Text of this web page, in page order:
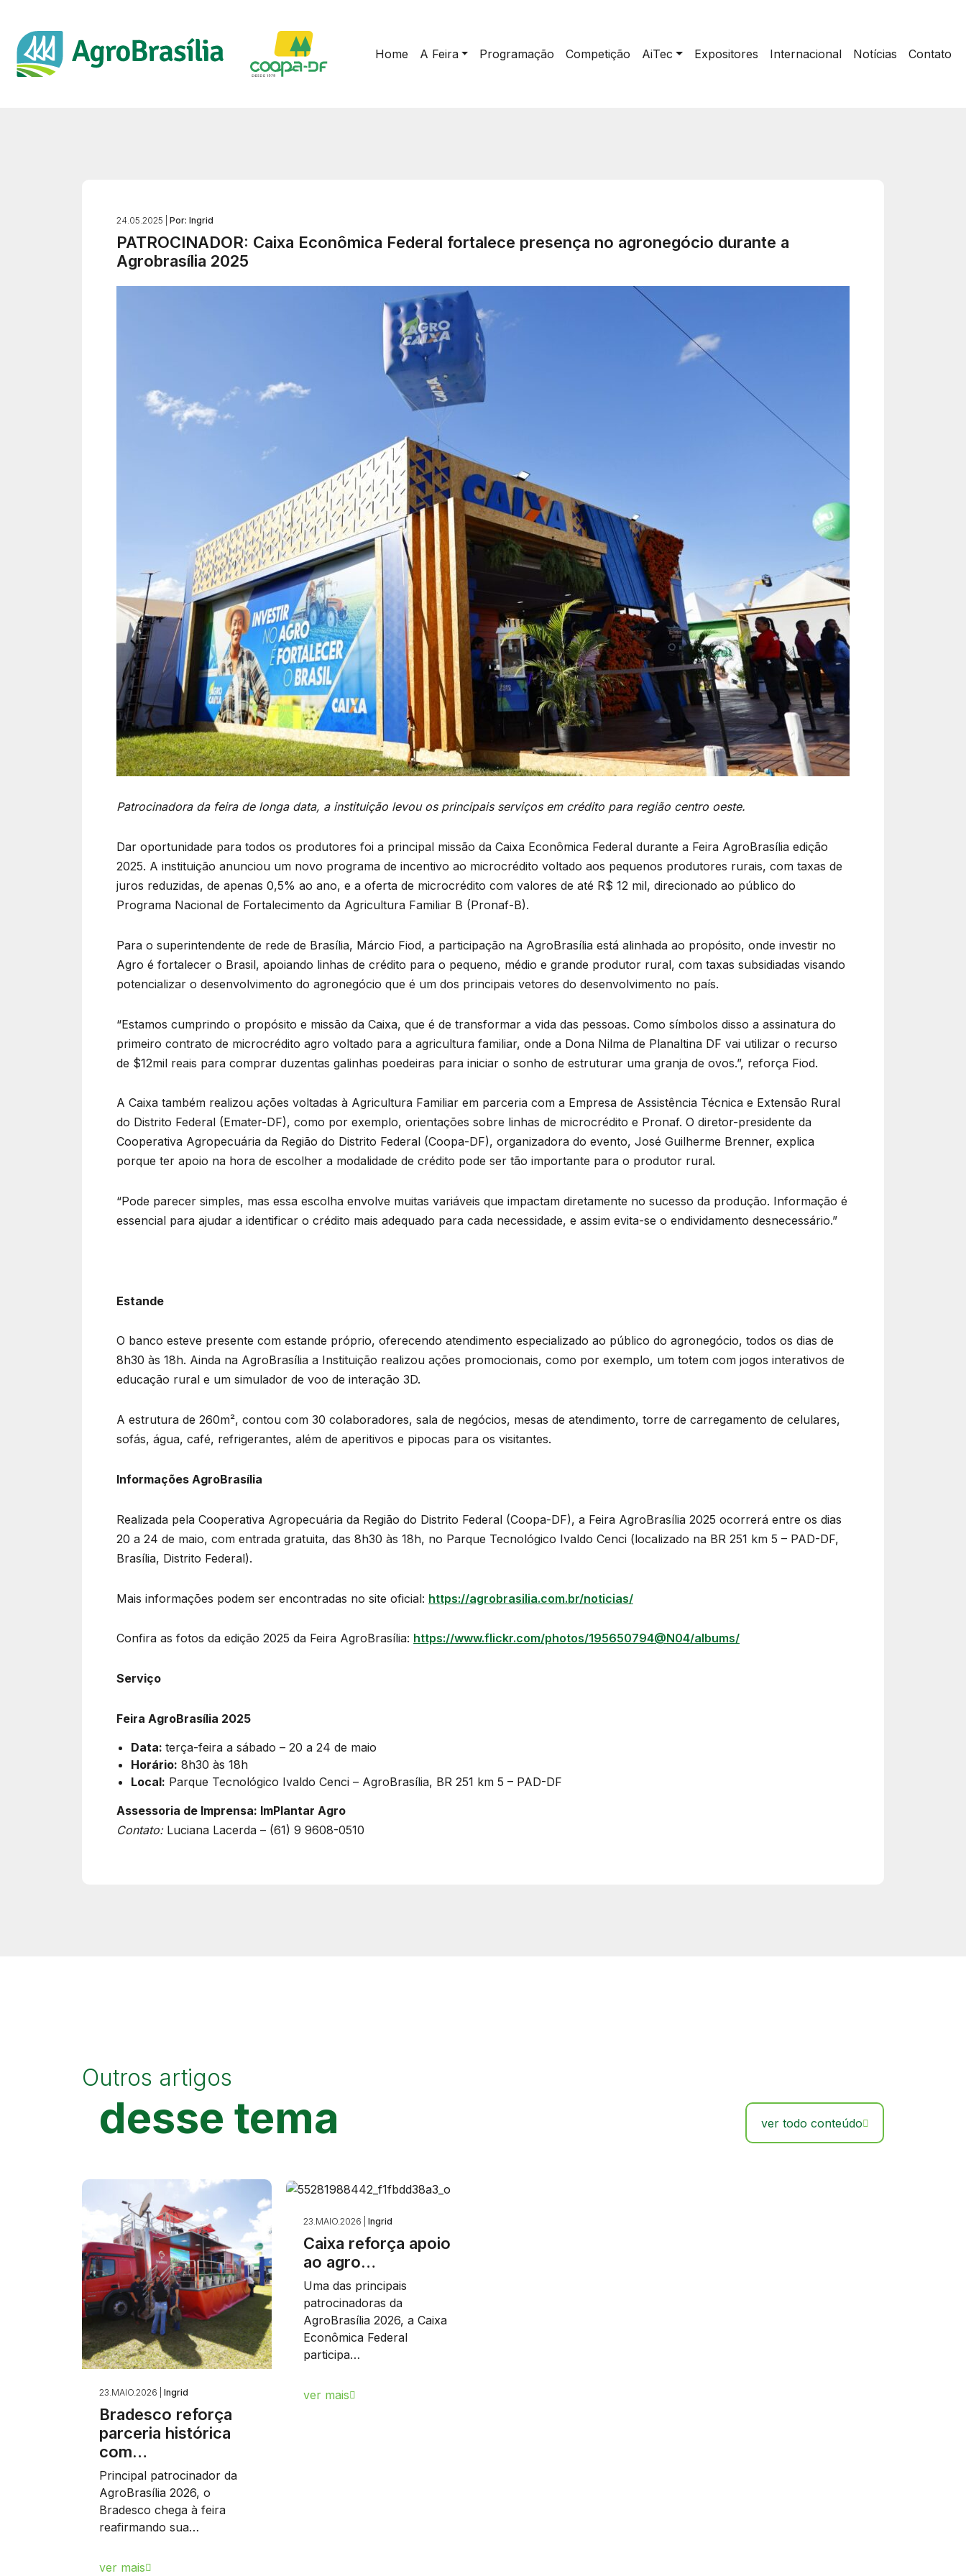
Home A Feira Programação Competição AiTec Expositores Internacional Notícias Contato
24.05.2025 | Por: Ingrid
PATROCINADOR: Caixa Econômica Federal fortalece presença no agronegócio durante a
Agrobrasília 2025
Patrocinadora da feira de longa data, a instituição levou os principais serviços em crédito para região centro oeste.
Dar oportunidade para todos os produtores foi a principal missão da Caixa Econômica Federal durante a Feira AgroBrasília edição
2025. A instituição anunciou um novo programa de incentivo ao microcrédito voltado aos pequenos produtores rurais, com taxas de
juros reduzidas, de apenas 0,5% ao ano, e a oferta de microcrédito com valores de até R$ 12 mil, direcionado ao público do
Programa Nacional de Fortalecimento da Agricultura Familiar B (Pronaf-B).
Para o superintendente de rede de Brasília, Márcio Fiod, a participação na AgroBrasília está alinhada ao propósito, onde investir no
Agro é fortalecer o Brasil, apoiando linhas de crédito para o pequeno, médio e grande produtor rural, com taxas subsidiadas visando
potencializar o desenvolvimento do agronegócio que é um dos principais vetores do desenvolvimento no país.
“Estamos cumprindo o propósito e missão da Caixa, que é de transformar a vida das pessoas. Como símbolos disso a assinatura do
primeiro contrato de microcrédito agro voltado para a agricultura familiar, onde a Dona Nilma de Planaltina DF vai utilizar o recurso
de $12mil reais para comprar duzentas galinhas poedeiras para iniciar o sonho de estruturar uma granja de ovos.”, reforça Fiod.
A Caixa também realizou ações voltadas à Agricultura Familiar em parceria com a Empresa de Assistência Técnica e Extensão Rural
do Distrito Federal (Emater-DF), como por exemplo, orientações sobre linhas de microcrédito e Pronaf. O diretor-presidente da
Cooperativa Agropecuária da Região do Distrito Federal (Coopa-DF), organizadora do evento, José Guilherme Brenner, explica
porque ter apoio na hora de escolher a modalidade de crédito pode ser tão importante para o produtor rural.
“Pode parecer simples, mas essa escolha envolve muitas variáveis que impactam diretamente no sucesso da produção. Informação é
essencial para ajudar a identificar o crédito mais adequado para cada necessidade, e assim evita-se o endividamento desnecessário.”
Estande
O banco esteve presente com estande próprio, oferecendo atendimento especializado ao público do agronegócio, todos os dias de
8h30 às 18h. Ainda na AgroBrasília a Instituição realizou ações promocionais, como por exemplo, um totem com jogos interativos de
educação rural e um simulador de voo de interação 3D.
A estrutura de 260m², contou com 30 colaboradores, sala de negócios, mesas de atendimento, torre de carregamento de celulares,
sofás, água, café, refrigerantes, além de aperitivos e pipocas para os visitantes.
Informações AgroBrasília
Realizada pela Cooperativa Agropecuária da Região do Distrito Federal (Coopa-DF), a Feira AgroBrasília 2025 ocorrerá entre os dias
20 a 24 de maio, com entrada gratuita, das 8h30 às 18h, no Parque Tecnológico Ivaldo Cenci (localizado na BR 251 km 5 – PAD-DF,
Brasília, Distrito Federal).
Mais informações podem ser encontradas no site oficial: https://agrobrasilia.com.br/noticias/
Confira as fotos da edição 2025 da Feira AgroBrasília: https://www.flickr.com/photos/195650794@N04/albums/
Serviço
Feira AgroBrasília 2025
Data: terça-feira a sábado – 20 a 24 de maio
Horário: 8h30 às 18h
Local: Parque Tecnológico Ivaldo Cenci – AgroBrasília, BR 251 km 5 – PAD-DF
Assessoria de Imprensa: ImPlantar Agro
Contato:Luciana Lacerda – (61) 9 9608-0510
Outros artigos
desse tema ver todo conteúdo
23.MAIO.2026 | Ingrid
Bradesco reforça
parceria histórica
com…
Principal patrocinador da
AgroBrasília 2026, o
Bradesco chega à feira
reafirmando sua…
ver mais
23.MAIO.2026 | Ingrid
Caixa reforça apoio
ao agro…
Uma das principais
patrocinadoras da
AgroBrasília 2026, a Caixa
Econômica Federal
participa…
ver mais